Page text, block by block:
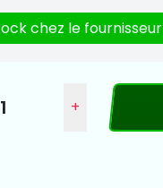
chez le fournisseur
+